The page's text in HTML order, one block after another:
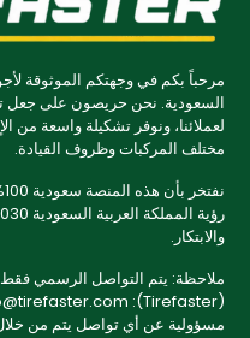
مرحباً بكم في وجهتكم الموثوقة
السعودية. نحن حريصون على جعل
لعملائنا، ونوفر تشكيلة واسعة من
مختلف المركبات وظروف القيادة.
والابتكار.
ملاحظة: يتم التواصل الرسمي فقط
مسؤولية عن أي تواصل يتم من